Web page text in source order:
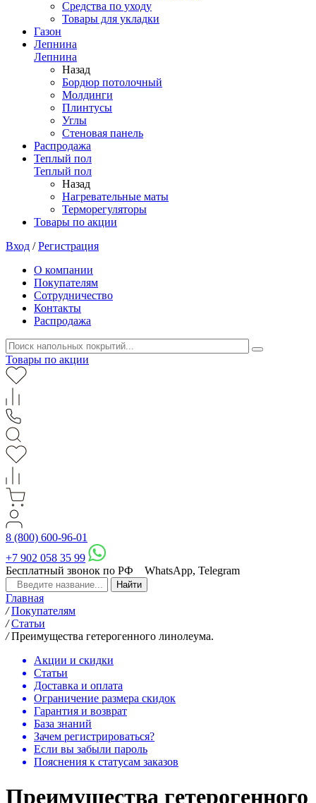
Средства по уходу
Товары для укладки
Газон
Лепнина
Лепнина
Назад
Бордюр потолочный
Молдинги
Плинтусы
Углы
Стеновая панель
Распродажа
Теплый пол
Теплый пол
Назад
Нагревательные маты
Терморегуляторы
Товары по акции
Вход /Регистрация
О компании
Покупателям
Сотрудничество
Контакты
Распродажа
Товары по акции
8 (800) 600-96-01
+7 902 058 35 99
Бесплатный звонок по РФ
WhatsApp, Telegram
Главная
/ Покупателям
/ Статьи
/ Преимущества гетерогенного линолеума.
Акции и скидки
Статьи
Доставка и оплата
Ограничение размера скидок
Гарантия и возврат
База знаний
Зачем регистрироваться?
Если вы забыли пароль
Пояснения к статусам заказов
Преимущества гетерогенного